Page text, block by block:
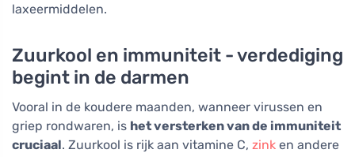
laxeermiddelen.
Zuurkool en immuniteit - verdediging
begint in de darmen
Vooral in de koudere maanden, wanneer virussen en
griep rondwaren, is het versterken van de immuniteit
cruciaal. Zuurkool is rijk aan vitamine C, zink en andere